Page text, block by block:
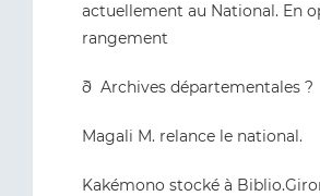
actuellement au National. En
rangement
ð Archives départementales ?
Magali M. relance le national.
Kakémono stocké à